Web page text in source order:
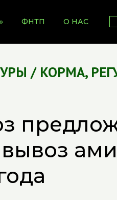
ФНТП О НАС
/ КОРМА,